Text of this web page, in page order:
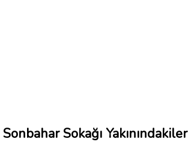
Sonbahar Sokağı Yakınındakiler